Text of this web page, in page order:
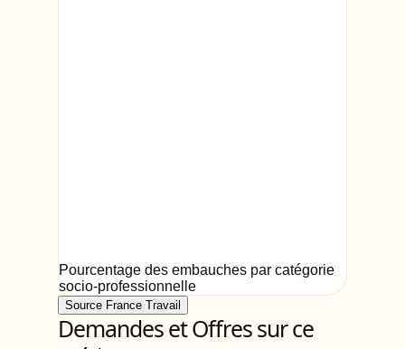
Pourcentage des embauches par catégorie
socio-professionnelle
Source France Travail
Demandes et Offres sur ce